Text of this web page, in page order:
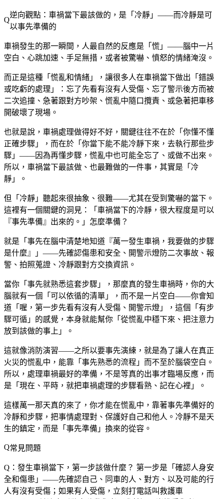
逆向觀點：車禍當下最該做的，是「冷靜」——而冷靜是可
以事先準備的
車禍發生的那一瞬間，人最自然的反應是「慌」——腦中一片
空白、心跳加速、手足無措，或者被驚嚇、憤怒的情緒淹沒。
而正是這種「慌亂和情緒」，讓很多人在車禍當下做出「錯誤
或吃虧的處理」：忘了先看有沒有人受傷、忘了警示後方而被
二次追撞、急著跟對方吵架、慌亂中隨口攬責、或急著把車移
開破壞了現場。
也就是說，車禍處理做得好不好，關鍵往往不在於「你懂不懂
正確步驟」，而在於「你當下能不能冷靜下來，去執行那些步
驟」——因為再懂步驟，慌亂中也可能全忘了、或做不出來。
所以，車禍當下最該做、也最難做的一件事，其實是「冷
靜」。
但「冷靜」聽起來很抽象、很難——尤其在受到驚嚇的當下。
這裡有一個關鍵的洞見：「車禍當下的冷靜，很大程度是可以
『事先準備』出來的。」怎麼準備？
就是「事先在腦中清楚地知道『萬一發生車禍，我要做的步驟
是什麼』」——先確認傷患和安全、開警示燈防二次事故、報
警、拍照蒐證、冷靜跟對方交換資訊。
當你「事先就熟悉這套步驟」，那麼真的發生車禍時，你的大
腦就有一個「可以依循的清單」，而不是一片空白——你會知
道「喔，第一步先看有沒有人受傷、開警示燈」，這個「有步
驟可循」的感覺，本身就能幫你「從慌亂中穩下來、把注意力
放到該做的事上」。
這就像消防演習——之所以要事先演練，就是為了讓人在真正
火災的慌亂中，能靠「事先熟悉的流程」而不至於腦袋空白。
所以，處理車禍最好的準備，不是等真的出事才臨場反應，而
是「現在、平時，就把車禍處理的步驟看熟、記在心裡」。
這樣萬一那天真的來了，你才能在慌亂中，靠著事先準備好的
冷靜和步驟，把事情處理對、保護好自己和他人。冷靜不是天
生的鎮定，而是「事先準備」換來的從容。
常見問題
Q：發生車禍當下，第一步該做什麼？ 第一步是「確認人身安
全和傷患」——先確認自己、同車的人、對方、以及可能的行
人有沒有受傷；如果有人受傷，立刻打電話叫救護車